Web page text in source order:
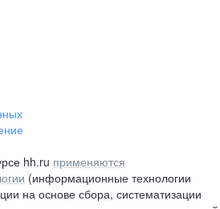
hh.ru применяются
(информационные технологии
на основе сбора, систематизации